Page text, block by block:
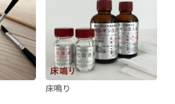
床鳴り